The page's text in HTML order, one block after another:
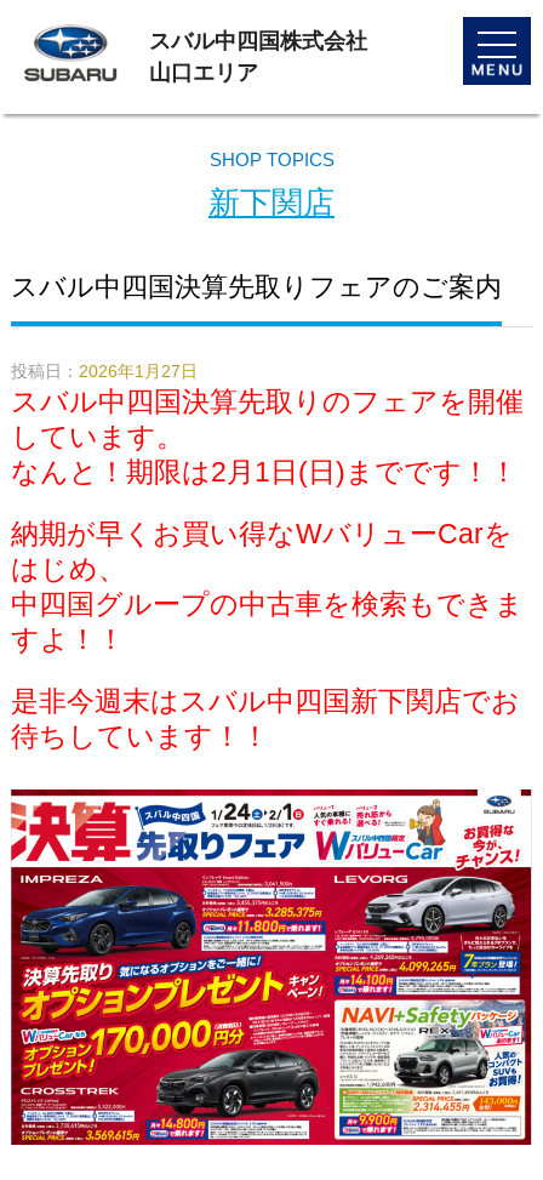
toggle
スバル中四国株式会社
山口エリア
SHOP TOPICS
新下関店
スバル中四国決算先取りフェアのご案内
投稿日： 2026年1月27日
スバル中四国決算先取りのフェアを開催
しています。
なんと！期限は2月1日(日)までです！！
納期が早くお買い得なWバリューCarを
はじめ、
中四国グループの中古車を検索もできま
すよ！！
是非今週末はスバル中四国新下関店でお
待ちしています！！